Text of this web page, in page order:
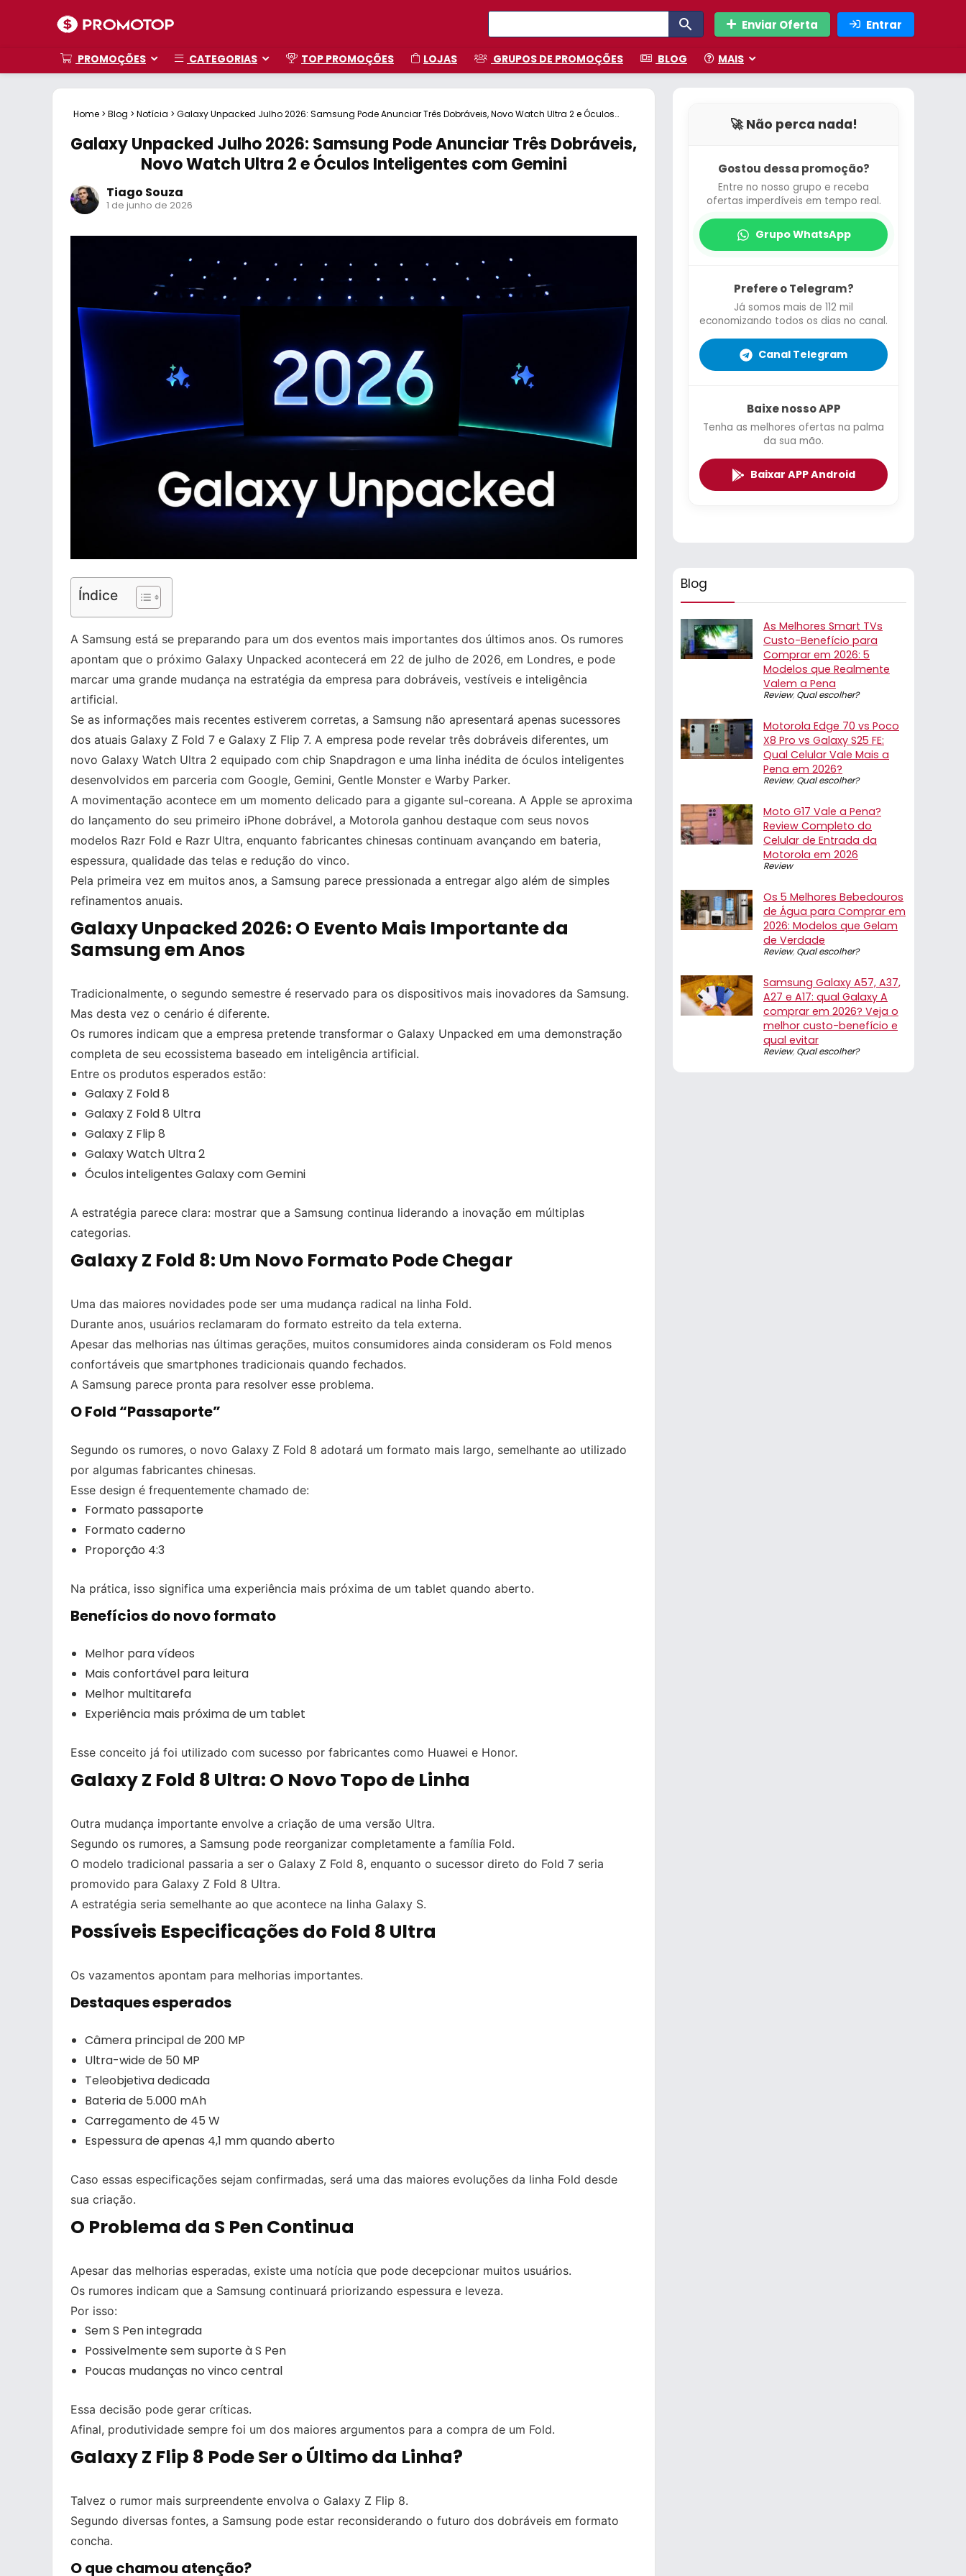
Enviar Oferta Entrar
PROMOÇÕES CATEGORIAS TOP PROMOÇÕES LOJAS GRUPOS DE PROMOÇÕES BLOG MAIS
Home > Blog > Notícia > Galaxy Unpacked Julho 2026: Samsung Pode Anunciar Três Dobráveis, Novo Watch Ultra 2 e Óculos
Galaxy Unpacked Julho 2026: Samsung Pode Anunciar Três Dobráveis,
Novo Watch Ultra 2 e Óculos Inteligentes com Gemini
Tiago Souza
1 de junho de 2026
Índice
A Samsung está se preparando para um dos eventos mais importantes dos últimos anos. Os rumores
apontam que o próximo Galaxy Unpacked acontecerá em 22 de julho de 2026, em Londres, e pode
marcar uma grande mudança na estratégia da empresa para dobráveis, vestíveis e inteligência
artificial.
Se as informações mais recentes estiverem corretas, a Samsung não apresentará apenas sucessores
dos atuais Galaxy Z Fold 7 e Galaxy Z Flip 7. A empresa pode revelar três dobráveis diferentes, um
novo Galaxy Watch Ultra 2 equipado com chip Snapdragon e uma linha inédita de óculos inteligentes
desenvolvidos em parceria com Google, Gemini, Gentle Monster e Warby Parker.
A movimentação acontece em um momento delicado para a gigante sul-coreana. A Apple se aproxima
do lançamento do seu primeiro iPhone dobrável, a Motorola ganhou destaque com seus novos
modelos Razr Fold e Razr Ultra, enquanto fabricantes chinesas continuam avançando em bateria,
espessura, qualidade das telas e redução do vinco.
Pela primeira vez em muitos anos, a Samsung parece pressionada a entregar algo além de simples
refinamentos anuais.
Galaxy Unpacked 2026: O Evento Mais Importante da
Samsung em Anos
Tradicionalmente, o segundo semestre é reservado para os dispositivos mais inovadores da Samsung.
Mas desta vez o cenário é diferente.
Os rumores indicam que a empresa pretende transformar o Galaxy Unpacked em uma demonstração
completa de seu ecossistema baseado em inteligência artificial.
Entre os produtos esperados estão:
Galaxy Z Fold 8
Galaxy Z Fold 8 Ultra
Galaxy Z Flip 8
Galaxy Watch Ultra 2
Óculos inteligentes Galaxy com Gemini
A estratégia parece clara: mostrar que a Samsung continua liderando a inovação em múltiplas
categorias.
Galaxy Z Fold 8: Um Novo Formato Pode Chegar
Uma das maiores novidades pode ser uma mudança radical na linha Fold.
Durante anos, usuários reclamaram do formato estreito da tela externa.
Apesar das melhorias nas últimas gerações, muitos consumidores ainda consideram os Fold menos
confortáveis que smartphones tradicionais quando fechados.
A Samsung parece pronta para resolver esse problema.
O Fold “Passaporte”
Segundo os rumores, o novo Galaxy Z Fold 8 adotará um formato mais largo, semelhante ao utilizado
por algumas fabricantes chinesas.
Esse design é frequentemente chamado de:
Formato passaporte
Formato caderno
Proporção 4:3
Na prática, isso significa uma experiência mais próxima de um tablet quando aberto.
Benefícios do novo formato
Melhor para vídeos
Mais confortável para leitura
Melhor multitarefa
Experiência mais próxima de um tablet
Esse conceito já foi utilizado com sucesso por fabricantes como Huawei e Honor.
Galaxy Z Fold 8 Ultra: O Novo Topo de Linha
Outra mudança importante envolve a criação de uma versão Ultra.
Segundo os rumores, a Samsung pode reorganizar completamente a família Fold.
O modelo tradicional passaria a ser o Galaxy Z Fold 8, enquanto o sucessor direto do Fold 7 seria
promovido para Galaxy Z Fold 8 Ultra.
A estratégia seria semelhante ao que acontece na linha Galaxy S.
Possíveis Especificações do Fold 8 Ultra
Os vazamentos apontam para melhorias importantes.
Destaques esperados
Câmera principal de 200 MP
Ultra-wide de 50 MP
Teleobjetiva dedicada
Bateria de 5.000 mAh
Carregamento de 45 W
Espessura de apenas 4,1 mm quando aberto
Caso essas especificações sejam confirmadas, será uma das maiores evoluções da linha Fold desde
sua criação.
O Problema da S Pen Continua
Apesar das melhorias esperadas, existe uma notícia que pode decepcionar muitos usuários.
Os rumores indicam que a Samsung continuará priorizando espessura e leveza.
Por isso:
Sem S Pen integrada
Possivelmente sem suporte à S Pen
Poucas mudanças no vinco central
Essa decisão pode gerar críticas.
Afinal, produtividade sempre foi um dos maiores argumentos para a compra de um Fold.
Galaxy Z Flip 8 Pode Ser o Último da Linha?
Talvez o rumor mais surpreendente envolva o Galaxy Z Flip 8.
Segundo diversas fontes, a Samsung pode estar reconsiderando o futuro dos dobráveis em formato
concha.
O que chamou atenção?
🚀 Não perca nada!
Gostou dessa promoção?
Entre no nosso grupo e receba
ofertas imperdíveis em tempo real.
Grupo WhatsApp
Prefere o Telegram?
Já somos mais de 112 mil
economizando todos os dias no canal.
Canal Telegram
Baixe nosso APP
Tenha as melhores ofertas na palma
da sua mão.
Baixar APP Android
Blog
As Melhores Smart TVs
Custo-Benefício para
Comprar em 2026: 5
Modelos que Realmente
Valem a Pena
Review, Qual escolher?
Motorola Edge 70 vs Poco
X8 Pro vs Galaxy S25 FE:
Qual Celular Vale Mais a
Pena em 2026?
Review, Qual escolher?
Moto G17 Vale a Pena?
Review Completo do
Celular de Entrada da
Motorola em 2026
Review
Os 5 Melhores Bebedouros
de Água para Comprar em
2026: Modelos que Gelam
de Verdade
Review, Qual escolher?
Samsung Galaxy A57, A37,
A27 e A17: qual Galaxy A
comprar em 2026? Veja o
melhor custo-benefício e
qual evitar
Review, Qual escolher?